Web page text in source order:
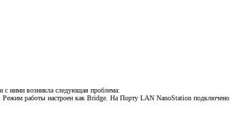
ними возникла следующая проблема:
работы настроен как Bridge. На Порту LAN NanoStation